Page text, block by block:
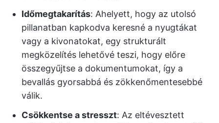
Időmegtakarítás: Ahelyett, hogy az utolsó
pillanatban kapkodva keresné a nyugtákat
vagy a kivonatokat, egy strukturált
megközelítés lehetővé teszi, hogy előre
összegyűjtse a dokumentumokat, így a
bevallás gyorsabbá és zökkenőmentesebbé
válik.
Csökkentse a stresszt: Az eltévesztett